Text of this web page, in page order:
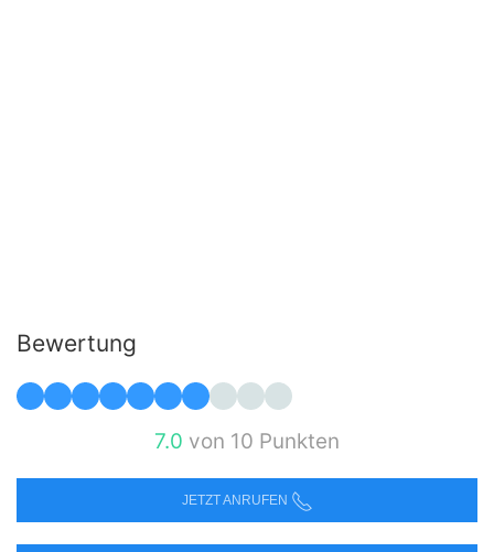
Bewertung
7.0 von 10 Punkten
JETZT ANRUFEN